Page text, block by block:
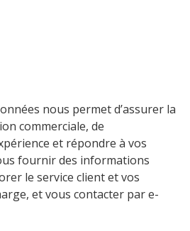
nous permet d’assurer la
commerciale, de
et répondre à vos
fournir des informations
le service client et vos
et vous contacter par e-